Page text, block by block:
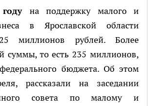
на поддержку малого и
в Ярославской области
миллионов рублей. Более
суммы, то есть 235 миллионов,
бюджета. Об этом
рассказали на заседании
совета по малому и